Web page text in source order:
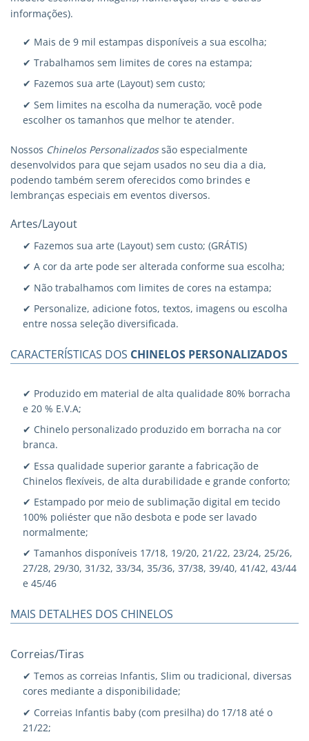
informações).
✔ Mais de 9 mil estampas disponíveis a sua escolha;
✔ Trabalhamos sem limites de cores na estampa;
✔ Fazemos sua arte (Layout) sem custo;
✔ Sem limites na escolha da numeração, você pode
escolher os tamanhos que melhor te atender.
Nossos Chinelos Personalizadossão especialmente
desenvolvidos para que sejam usados no seu dia a dia,
podendo também serem oferecidos como brindes e
lembranças especiais em eventos diversos.
Artes/Layout
✔ Fazemos sua arte (Layout) sem custo; (GRÁTIS)
✔ A cor da arte pode ser alterada conforme sua escolha;
✔ Não trabalhamos com limites de cores na estampa;
✔ Personalize, adicione fotos, textos, imagens ou escolha
entre nossa seleção diversificada.
CARACTERÍSTICAS DOS CHINELOS PERSONALIZADOS
✔ Produzido em material de alta qualidade 80% borracha
e 20 % E.V.A;
✔ Chinelo personalizado produzido em borracha na cor
branca.
✔ Essa qualidade superior garante a fabricação de
Chinelos flexíveis, de alta durabilidade e grande conforto;
✔ Estampado por meio de sublimação digital em tecido
100% poliéster que não desbota e pode ser lavado
normalmente;
✔ Tamanhos disponíveis 17/18, 19/20, 21/22, 23/24, 25/26,
27/28, 29/30, 31/32, 33/34, 35/36, 37/38, 39/40, 41/42, 43/44
e 45/46
MAIS DETALHES DOS CHINELOS
Correias/Tiras
✔ Temos as correias Infantis, Slim ou tradicional, diversas
cores mediante a disponibilidade;
✔ Correias Infantis baby (com presilha) do 17/18 até o
21/22;